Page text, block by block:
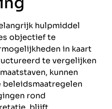
hulpmiddel
objectief te
in kaart
te vergelijken
kunnen
rond